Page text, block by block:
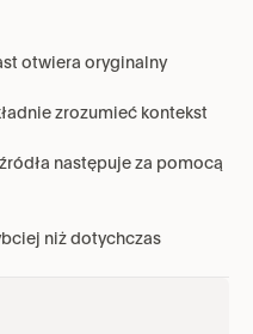
otwiera oryginalny
zrozumieć kontekst
następuje za pomocą
niż dotychczas